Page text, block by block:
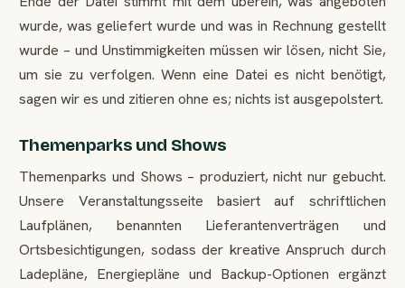
wurde, was geliefert wurde und was in Rechnung gestellt
wurde – und Unstimmigkeiten müssen wir lösen, nicht Sie,
um sie zu verfolgen. Wenn eine Datei es nicht benötigt,
sagen wir es und zitieren ohne es; nichts ist ausgepolstert.
Themenparks und Shows
Themenparks und Shows – produziert, nicht nur gebucht.
Unsere Veranstaltungsseite basiert auf schriftlichen
Laufplänen, benannten Lieferantenverträgen und
Ortsbesichtigungen, sodass der kreative Anspruch durch
Ladepläne, Energiepläne und Backup-Optionen ergänzt